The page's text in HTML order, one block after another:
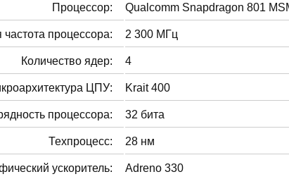
Процессор: Qualcomm Snapdragon 801
частота процессора: 2 300 МГц
Количество ядер: 4
ЦПУ: Krait 400
процессора: 32 бита
Техпроцесс: 28 нм
ускоритель: Adreno 330